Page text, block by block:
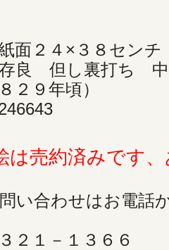
面２４×３８センチ
良 但し裏打ち 中
２９年頃）
は売約済みです
い合わせはお電話
２１－１３６６